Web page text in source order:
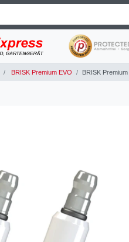
BRISK Premium EVO BRISK